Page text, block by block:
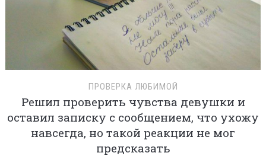
ПРОВЕРКА ЛЮБИМОЙ
Решил проверить чувства девушки и
оставил записку с сообщением, что ухожу
навсегда, но такой реакции не мог
предсказать